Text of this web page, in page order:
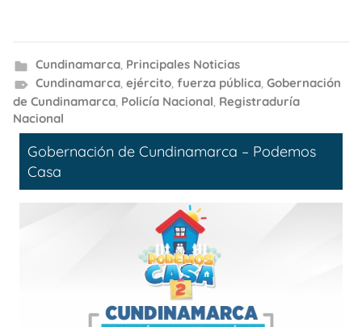
Cundinamarca, Principales Noticias
Cundinamarca, ejército, fuerza pública, Gobernación
de Cundinamarca, Policía Nacional, Registraduría
Nacional
Gobernación de Cundinamarca – Podemos
Casa